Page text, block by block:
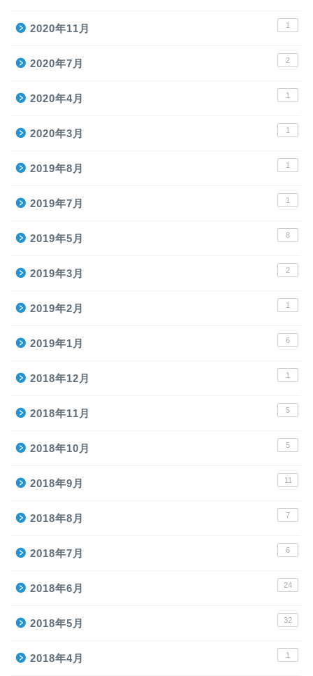
2020年11月 1
2020年7月 2
2020年4月 1
2020年3月 1
2019年8月 1
2019年7月 1
2019年5月 8
2019年3月 2
2019年2月 1
2019年1月 6
2018年12月 1
2018年11月 5
2018年10月 5
2018年9月 11
2018年8月 7
2018年7月 6
2018年6月 24
2018年5月 32
2018年4月 1